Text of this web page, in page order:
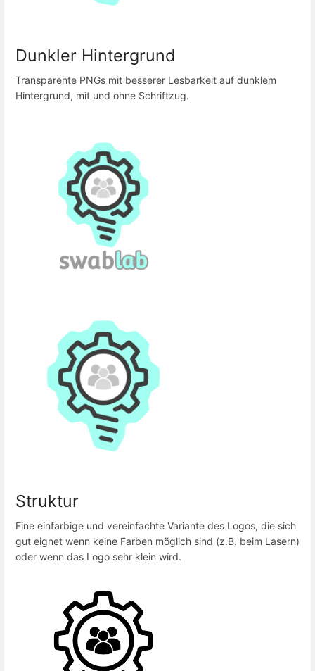
Dunkler Hintergrund
Transparente PNGs mit besserer Lesbarkeit auf dunklem
Hintergrund, mit und ohne Schriftzug.
Struktur
Eine einfarbige und vereinfachte Variante des Logos, die sich
gut eignet wenn keine Farben möglich sind (z.B. beim Lasern)
oder wenn das Logo sehr klein wird.